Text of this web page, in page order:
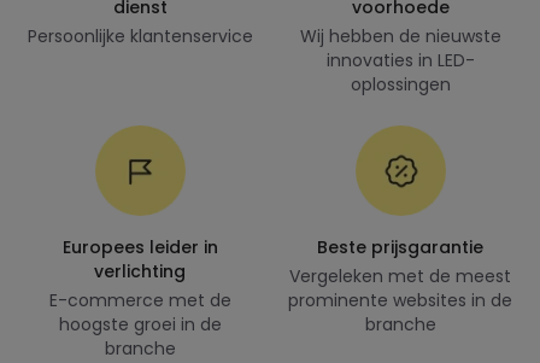
dienst
Persoonlijke klantenservice
voorhoede
Wij hebben de nieuwste
innovaties in LED-
oplossingen
Europees leider in
verlichting
E-commerce met de
hoogste groei in de
branche
Beste prijsgarantie
Vergeleken met de meest
prominente websites in de
branche